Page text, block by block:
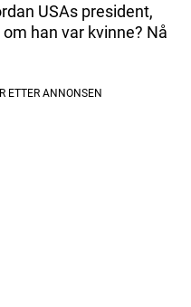
USAs president,
han var kvinne? Nå